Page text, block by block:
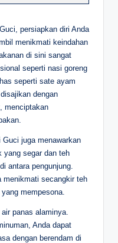
persiapkan diri Anda
menikmati keindahan
di sini sangat
seperti nasi goreng
seperti sate ayam
dengan
menciptakan
juga menawarkan
yang segar dan teh
antara pengunjung.
menikmati secangkir teh
mempesona.
panas alaminya.
Anda dapat
dengan berendam di